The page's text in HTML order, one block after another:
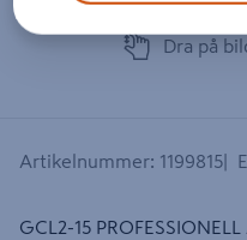
Dra på
Artikelnummer: 1199815
GCL2-15